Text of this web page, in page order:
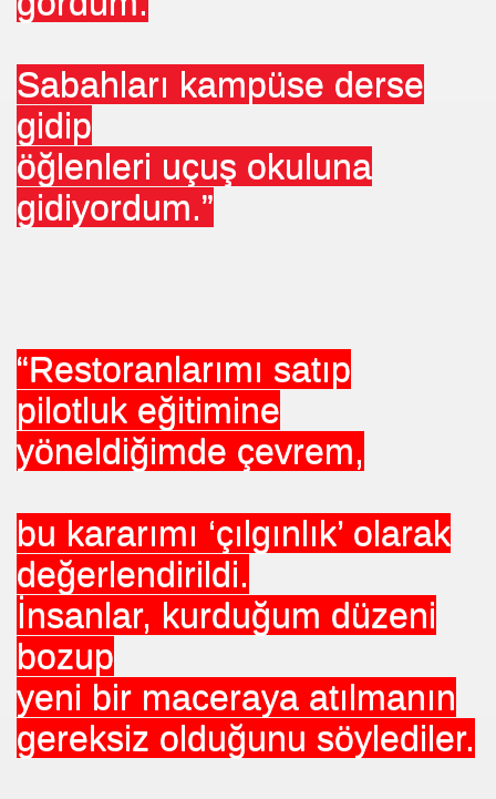
Sabahları kampüse derse
gidip
öğlenleri uçuş okuluna
gidiyordum.”
“Restoranlarımı satıp
pilotluk eğitimine
yöneldiğimde çevrem,
bu kararımı ‘çılgınlık’ olarak
değerlendirildi.
İnsanlar, kurduğum düzeni
bozup
yeni bir maceraya atılmanın
gereksiz olduğunu söylediler.